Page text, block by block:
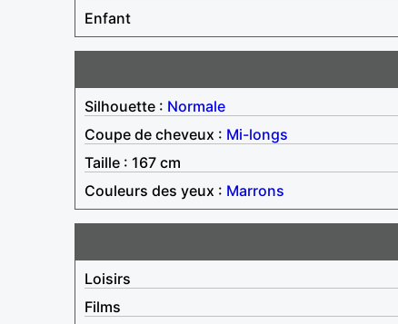
Enfant
Silhouette : Normale
Coupe de cheveux : Mi-longs
Taille : 167 cm
Couleurs des yeux : Marrons
Loisirs
Films